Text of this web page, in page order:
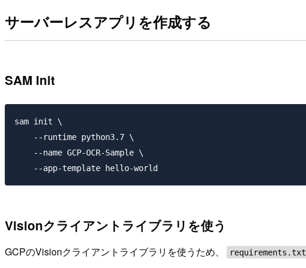
サーバーレスアプリを作成する
SAM Init
sam init \
    --runtime python3.7 \
    --name GCP-OCR-Sample \
Visionクライアントライブラリを使う
GCPのVisionクライアントライブラリを使うため、 requirements.txt